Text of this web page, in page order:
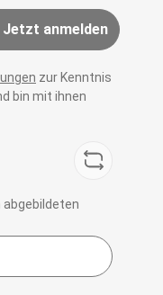
Jetzt anmelden
zur Kenntnis
bin mit ihnen
abgebildeten